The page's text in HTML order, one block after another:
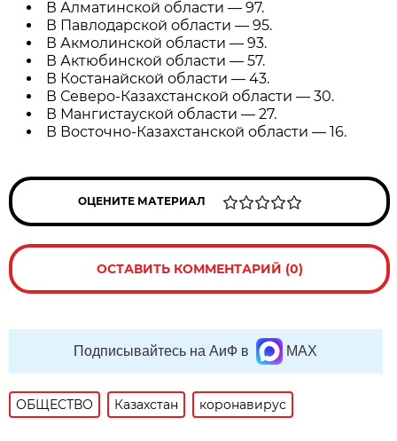
В Алматинской области — 97.
В Павлодарской области — 95.
В Акмолинской области — 93.
В Актюбинской области — 57.
В Костанайской области — 43.
В Северо-Казахстанской области — 30.
В Мангистауской области — 27.
В Восточно-Казахстанской области — 16.
ОЦЕНИТЕ МАТЕРИАЛ
ОСТАВИТЬ КОММЕНТАРИЙ (0)
Подписывайтесь на АиФ в MAX
ОБЩЕСТВО Казахстан коронавирус